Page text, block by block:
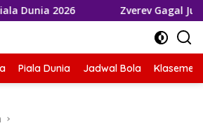
Zverev Gagal Juara di
Piala Dunia Jadwal Bola Klasemen